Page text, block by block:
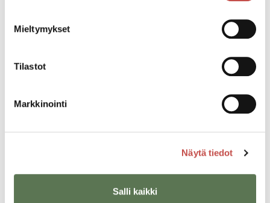
Mieltymykset
Tilastot
Markkinointi
Näytä tiedot
Salli kaikki
Ilmoittautuminen kansalaisopiston